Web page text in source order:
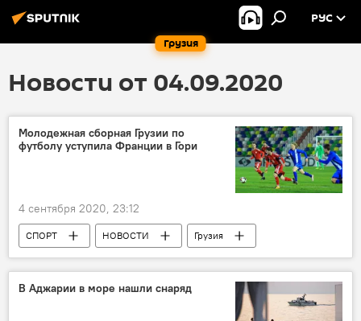
Грузия
РУС
Новости от 04.09.2020
Молодежная сборная Грузии по
футболу уступила Франции в Гори
4 сентября 2020, 23:12
СПОРТ НОВОСТИ
Грузия
Сборная Грузии по футболу
В Аджарии в море нашли снаряд